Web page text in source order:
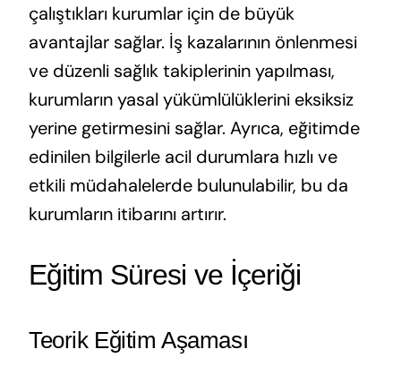
çalıştıkları kurumlar için de büyük
avantajlar sağlar. İş kazalarının önlenmesi
ve düzenli sağlık takiplerinin yapılması,
kurumların yasal yükümlülüklerini eksiksiz
yerine getirmesini sağlar. Ayrıca, eğitimde
edinilen bilgilerle acil durumlara hızlı ve
etkili müdahalelerde bulunulabilir, bu da
kurumların itibarını artırır.
Eğitim Süresi ve İçeriği
Teorik Eğitim Aşaması